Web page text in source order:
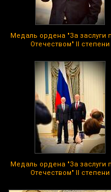
Медаль ордена "За заслуги
Отечеством" II степени
Медаль ордена "За заслуги
Отечеством" II степени